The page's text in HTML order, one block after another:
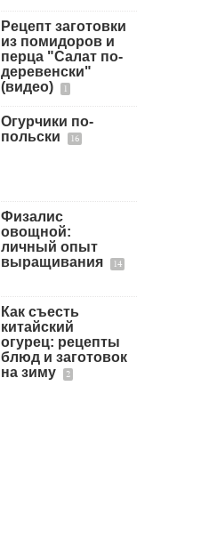
Рецепт заготовки
из помидоров и
перца "Салат по-
деревенски"
(видео)
1
Огурчики по-
польски
16
Физалис
овощной:
личный опыт
выращивания
14
Как съесть
китайский
огурец: рецепты
блюд и заготовок
на зиму
2